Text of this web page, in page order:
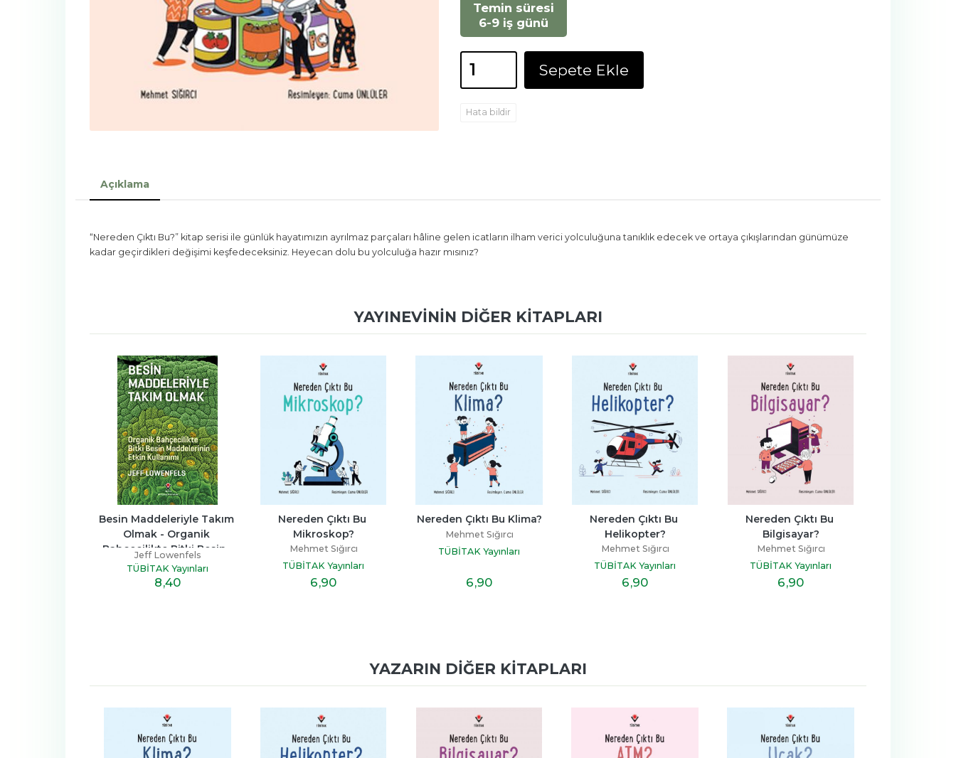
Temin süresi
6-9 iş günü
Sepete Ekle
Hata bildir
Açıklama
“Nereden Çıktı Bu?” kitap serisi ile günlük hayatımızın ayrılmaz parçaları hâline gelen icatların ilham verici yolculuğuna tanıklık edecek ve ortaya çıkışlarından günümüze
kadar geçirdikleri değişimi keşfedeceksiniz. Heyecan dolu bu yolculuğa hazır mısınız?
YAYINEVININ DIĞER KITAPLARI
Besin Maddeleriyle Takım
Olmak - Organik
Bahçecilikte Bitki Besin...
Jeff Lowenfels
TÜBİTAK Yayınları
8,40
Nereden Çıktı Bu
Mikroskop?
Mehmet Sığırcı
TÜBİTAK Yayınları
6,90
Nereden Çıktı Bu Klima?
Mehmet Sığırcı
TÜBİTAK Yayınları
6,90
Nereden Çıktı Bu
Helikopter?
Mehmet Sığırcı
TÜBİTAK Yayınları
6,90
Nereden Çıktı Bu
Bilgisayar?
Mehmet Sığırcı
TÜBİTAK Yayınları
6,90
YAZARIN DIĞER KITAPLARI